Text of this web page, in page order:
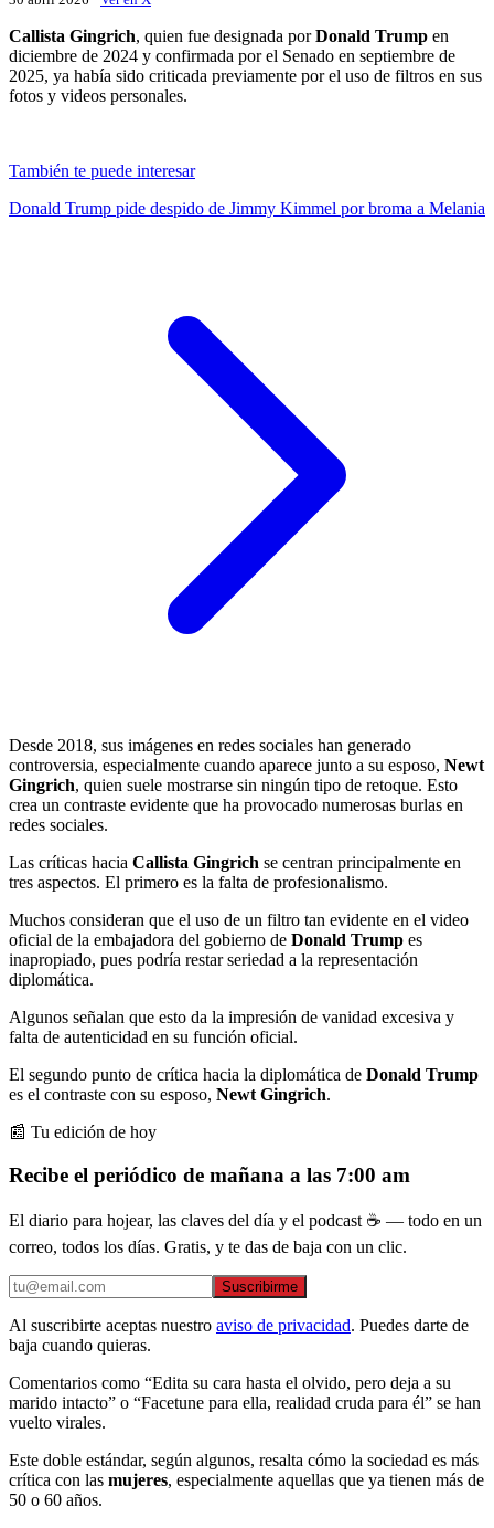
Callista Gingrich, quien fue designada porDonald Trump en
diciembre de 2024 y confirmada por el Senado en septiembre de
2025, ya había sido criticada previamente por el uso de filtros en sus
fotos y videos personales.
También te puede interesar
Donald Trump pide despido de Jimmy Kimmel por broma a Melania
Desde 2018, sus imágenes en redes sociales han generado
controversia, especialmente cuando aparece junto a su esposo, Newt
Gingrich, quien suele mostrarse sin ningún tipo de retoque. Esto
crea un contraste evidente que ha provocado numerosas burlas en
redes sociales.
Las críticas hacia Callista Gingrich se centran principalmente en
tres aspectos. El primero es la falta de profesionalismo.
Muchos consideran que el uso de un filtro tan evidente en el video
oficial de la embajadora del gobierno de Donald Trump es
inapropiado, pues podría restar seriedad a la representación
diplomática.
Algunos señalan que esto da la impresión de vanidad excesiva y
falta de autenticidad en su función oficial.
El segundo punto de crítica hacia la diplomática de Donald Trump
es el contraste con su esposo, Newt Gingrich.
📰 Tu edición de hoy
Recibe el periódico de mañana a las 7:00 am
El diario para hojear, las claves del día y el podcast ☕ — todo en un
correo, todos los días. Gratis, y te das de baja con un clic.
Suscribirme
Al suscribirte aceptas nuestro aviso de privacidad. Puedes darte de
baja cuando quieras.
Comentarios como “Edita su cara hasta el olvido, pero deja a su
marido intacto” o “Facetune para ella, realidad cruda para él” se han
vuelto virales.
Este doble estándar, según algunos, resalta cómo la sociedad es más
crítica con las mujeres, especialmente aquellas que ya tienen más de
50 o 60 años.